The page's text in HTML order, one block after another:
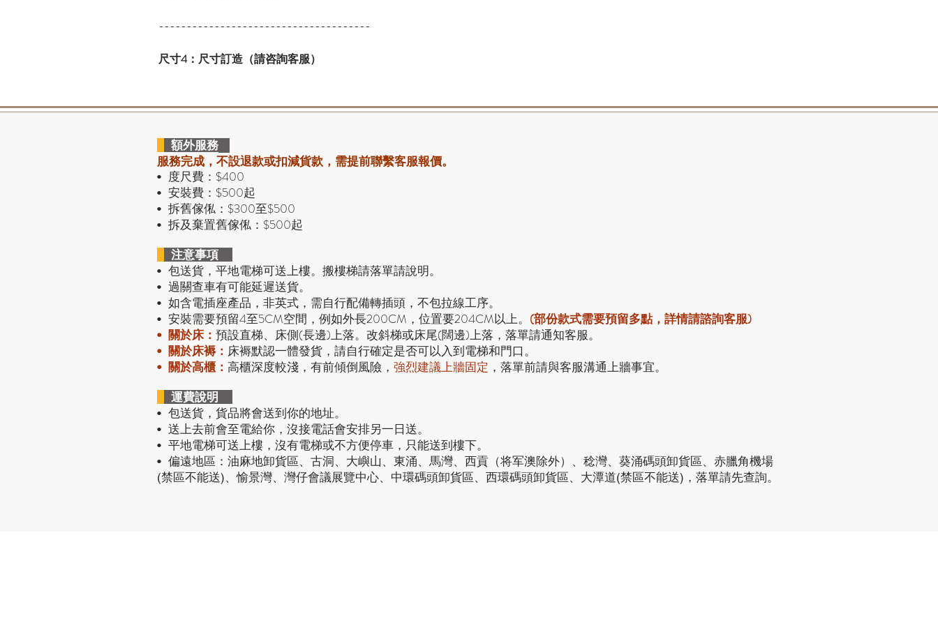
--------------------------------------
尺寸4：尺寸訂造（請咨詢客服）
額外服務
服務完成，不設退款或扣減貨款，需提前聯繫客服報價。
• 度尺費：$400
• 安裝費：$500起
• 拆舊傢俬：$300至$500
• 拆及棄置舊傢俬：$500起
注意事項
• 包送貨，平地電梯可送上樓。搬樓梯請落單請說明。
• 過關查車有可能延遲送貨。
• 如含電插座產品，非英式，需自行配備轉插頭，不包拉線工序。
• 安裝需要預留4至5CM空間，例如外長200CM，位置要204CM以上。 (部份款式需要預留多點，詳情請諮詢客服)
• 關於床： 預設直梯、床側(長邊)上落。改斜梯或床尾(闊邊)上落，落單請通知客服。
• 關於床褥： 床褥默認一體發貨，請自行確定是否可以入到電梯和門口。
• 關於高櫃： 高櫃深度較淺，有前傾倒風險， 強烈建議上牆固定 ，落單前請與客服溝通上牆事宜。
運費說明
• 包送貨 ，貨品將會送到你的地址。
• 送上去前會至電給你，沒接電話會安排另一日送。
• 平地電梯可送上樓，沒有電梯或不方便停車，只能送到樓下。
• 偏遠地區：油麻地卸貨區、古洞、大嶼山、東涌、馬灣、西貢（将军澳除外）、稔灣、葵涌碼頭卸貨區、赤臘角機場
(禁區不能送)、愉景灣、灣仔會議展覽中心、中環碼頭卸貨區、西環碼頭卸貨區、大潭道(禁區不能送)，落單請先查詢。